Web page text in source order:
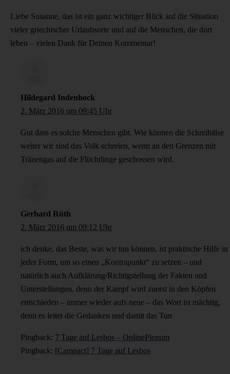
Liebe Susanne, das ist ein ganz wichtiger Blick auf die Situation
vieler griechischer Urlaubsorte und auf die Menschen, die dort
leben – vielen Dank für Deinen Kommentar!
Hildegard Indenhock
2. März 2016 um 09:45 Uhr
Gut dass es solche Menschen gibt. Wie können die Schreihälse
weiter wir sind das Volk schreien, wenn an den Grenzen mit
Tränengas auf die Flüchtlinge geschossen wird.
Gerhard Rüth
2. März 2016 um 09:12 Uhr
ich denke, das Beste, was wir tun können, ist praktische Hilfe in
jeder Form, um so einen „Kontrapunkt“ zu setzen – und
natürlich auch Aufklärung/Richtigstellung der Fakten und
Unterstellungen, denn der Kampf wird zuerst in den Köpfen
entschieden – immer wieder aufs neue – das Wort ist mächtig,
denn es leitet die Gedanken und damit das Tun
Pingback: 7 Tage auf Lesbos – OnlinePlenum
Pingback: [Campact] 7 Tage auf Lesbos